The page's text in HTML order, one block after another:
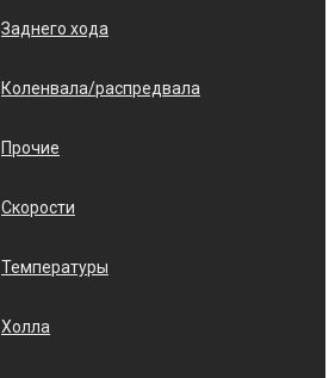
Заднего хода
Коленвала/распредвала
Прочие
Скорости
Температуры
Холла